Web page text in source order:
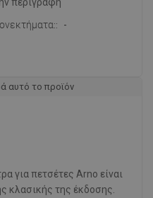
-
αυτό το προϊόν
για πετσέτες Arno είναι
κλασικής της έκδοσης.